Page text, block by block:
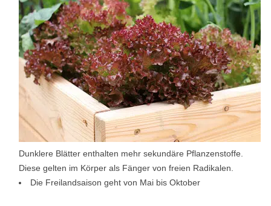
Dunklere Blätter enthalten mehr sekundäre Pflanzenstoffe.
Diese gelten im Körper als Fänger von freien Radikalen.
Die Freilandsaison geht von Mai bis Oktober